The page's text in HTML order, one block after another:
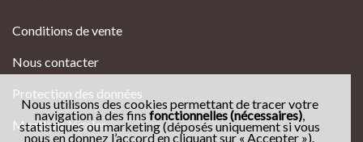
Conditions de vente
Nous contacter
Protection des données
Mentions légales
Nous utilisons des cookies permettant de tracer votre
navigation à des fins fonctionnelles (nécessaires),
statistiques ou marketing (déposés uniquement si vous
nous en donnez l’accord en cliquant sur « Accepter »).